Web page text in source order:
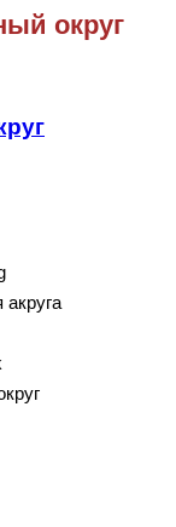
округ
акруга